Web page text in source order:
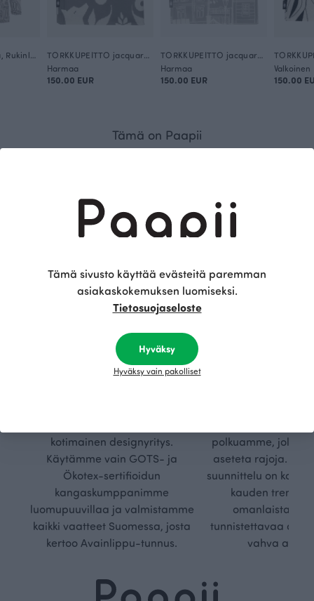
Harmaa
150.00 EUR
Harmaa
150.00 EUR
Valkoinen
150.00
Tämä on Paapii
Kestä
kotimainen designyritys.
Käytämme vain GOTS- ja
Ökotex-sertifioidun
kangaskumppanimme
luomupuuvillaa ja valmistamme
kaikki vaatteet Suomessa, josta
kertoo Avainlippu-tunnus.
polkuamme, jolla
aseteta rajoja.
suunnittelu on
kauden
omanlaista,
tunnistettavaa
vahva
Tämä sivusto käyttää evästeitä paremman
asiakaskokemuksen luomiseksi.
Tietosuojaseloste
Hyväksy
Hyväksy vain pakolliset